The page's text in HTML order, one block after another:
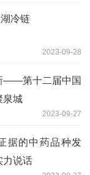
冷链
2023-09-28
——第十二届中国
泉城
2023-09-27
据的中药品种发
力说话